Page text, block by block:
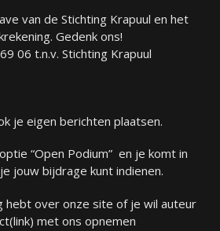
van de Stichting Krapuul en het
Gedenk ons!
06 t.n.v. Stichting Krapuul
je eigen berichten plaatsen.
“Open Podium” en je komt in
jouw bijdrage kunt indienen.
hebt over onze site of je wil auteur
(link) met ons opnemen